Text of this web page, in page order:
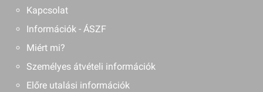
Kapcsolat
Információk - ÁSZF
Miért mi?
Személyes átvételi információk
Előre utalási információk